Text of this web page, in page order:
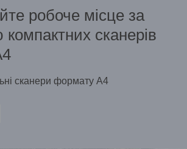
робоче місце за
сканерів
сканери формату А4